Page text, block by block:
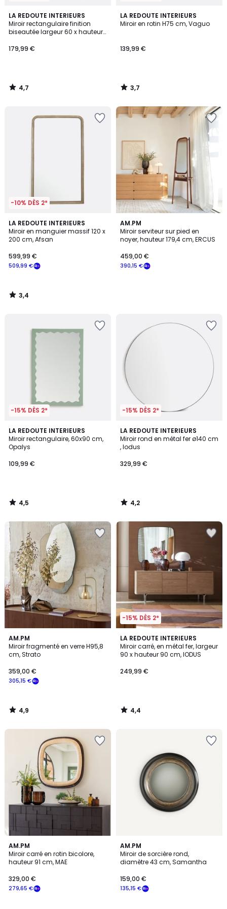
LA REDOUTE INTERIEURS
Miroir rectangulaire finition
biseautée largeur 60 x hauteur
179,99 €
4,7
/ 5
4,7
/
LA REDOUTE INTERIEURS
Miroir en rotin H75 cm, Vaguo
139,99 €
3,7
/ 5
3,7
/
-10% DÈS 2*
LA REDOUTE INTERIEURS
Miroir en manguier massif 120 x
200 cm, Afsan
509,99 €
599,99 €
3,4
/ 5
3,4
/
AM.PM
Miroir serviteur sur pied en
noyer, hauteur 179,4 cm, ERCUS
390,15 €
459,00 €
-15% DÈS 2*
LA REDOUTE INTERIEURS
Miroir rectangulaire, 60x90 cm,
Opalys
109,99 €
4,5
/ 5
4,5
/
-15% DÈS 2*
LA REDOUTE INTERIEURS
Miroir rond en métal fer ø140 cm
, Iodus
329,99 €
4,2
/ 5
4,2
/
AM.PM
Miroir fragmenté en verre H95,8
cm, Strato
305,15 €
359,00 €
4,9
/ 5
4,9
/
-15% DÈS 2*
LA REDOUTE INTERIEURS
Miroir carré, en métal fer, largeur
90 x hauteur 90 cm, IODUS
249,99 €
4,4
/ 5
4,4
/
AM.PM
Miroir carré en rotin bicolore,
hauteur 91 cm, MAE
279,65 €
329,00 €
AM.PM
Miroir de sorcière rond,
diamètre 43 cm, Samantha
135,15 €
159,00 €
4,2
/ 5